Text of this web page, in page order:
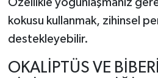
Özellikle yoğunlaşmanız
kokusu kullanmak, zihinsel
destekleyebilir.
OKALİPTÜS VE